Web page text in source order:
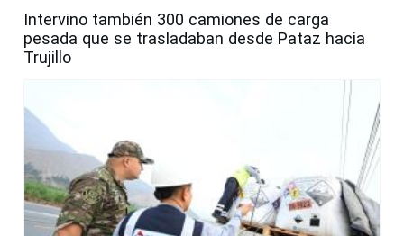
Intervino también 300 camiones de carga
pesada que se trasladaban desde Pataz hacia
Trujillo